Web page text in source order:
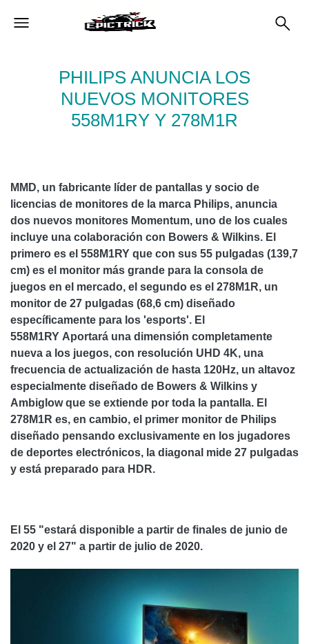
PHILIPS ANUNCIA LOS
NUEVOS MONITORES
558M1RY Y 278M1R
MMD, un fabricante líder de pantallas y socio de
licencias de monitores de la marca Philips, anuncia
dos nuevos monitores Momentum, uno de los cuales
incluye una colaboración con Bowers & Wilkins. El
primero es el 558M1RY que con sus 55 pulgadas (139,7
cm) es el monitor más grande para la consola de
juegos en el mercado, el segundo es el 278M1R, un
monitor de 27 pulgadas (68,6 cm) diseñado
específicamente para los 'esports'. El
558M1RY Aportará una dimensión completamente
nueva a los juegos, con resolución UHD 4K, una
frecuencia de actualización de hasta 120Hz, un altavoz
especialmente diseñado de Bowers & Wilkins y
Ambiglow que se extiende por toda la pantalla. El
278M1R es, en cambio, el primer monitor de Philips
diseñado pensando exclusivamente en los jugadores
de deportes electrónicos, la diagonal mide 27 pulgadas
y está preparado para HDR.
El 55 "estará disponible a partir de finales de junio de
2020 y el 27" a partir de julio de 2020.